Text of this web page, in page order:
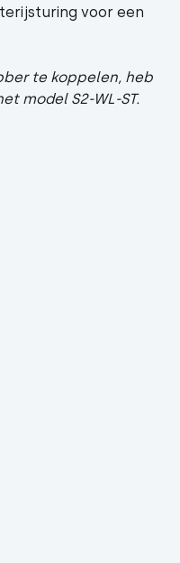
voor een
te koppelen, heb
model S2-WL-ST.